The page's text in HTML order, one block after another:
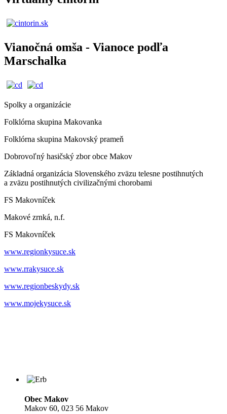
Vianočná omša - Vianoce podľa
Marschalka
Spolky a organizácie
Folklórna skupina Makovanka
Folklórna skupina Makovský prameň
Dobrovoľný hasičský zbor obce Makov
Základná organizácia Slovenského zväzu telesne postihnutých
a zväzu postihnutých civilizačnými chorobami
FS Makovníček
Makové zrnká, n.f.
FS Makovníček
www.regionkysuce.sk
www.rrakysuce.sk
www.regionbeskydy.sk
www.mojekysuce.sk
Obec Makov
Makov 60, 023 56 Makov